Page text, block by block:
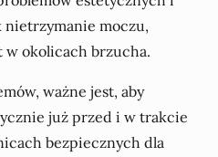
moczu,
w okolicach brzucha.
ważne jest, aby
już przed i w trakcie
bezpiecznych dla